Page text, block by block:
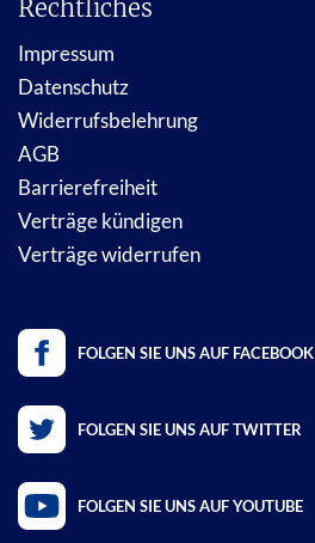
Rechtliches
Impressum
Datenschutz
Widerrufsbelehrung
AGB
Barrierefreiheit
Verträge kündigen
Verträge widerrufen
FOLGEN SIE UNS AUF FACEBOOK
FOLGEN SIE UNS AUF TWITTER
FOLGEN SIE UNS AUF YOUTUBE